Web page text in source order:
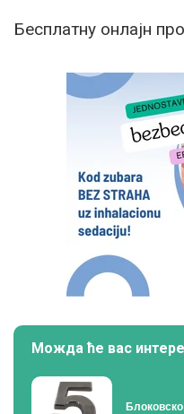
Бесплатну онлајн
Можда ће вас